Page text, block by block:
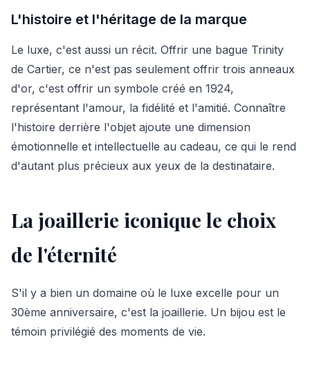
L'histoire et l'héritage de la marque
Le luxe, c'est aussi un récit. Offrir une bague Trinity
de Cartier, ce n'est pas seulement offrir trois anneaux
d'or, c'est offrir un symbole créé en 1924,
représentant l'amour, la fidélité et l'amitié. Connaître
l'histoire derrière l'objet ajoute une dimension
émotionnelle et intellectuelle au cadeau, ce qui le rend
d'autant plus précieux aux yeux de la destinataire.
La joaillerie iconique le choix
de l'éternité
S'il y a bien un domaine où le luxe excelle pour un
30ème anniversaire, c'est la joaillerie. Un bijou est le
témoin privilégié des moments de vie.